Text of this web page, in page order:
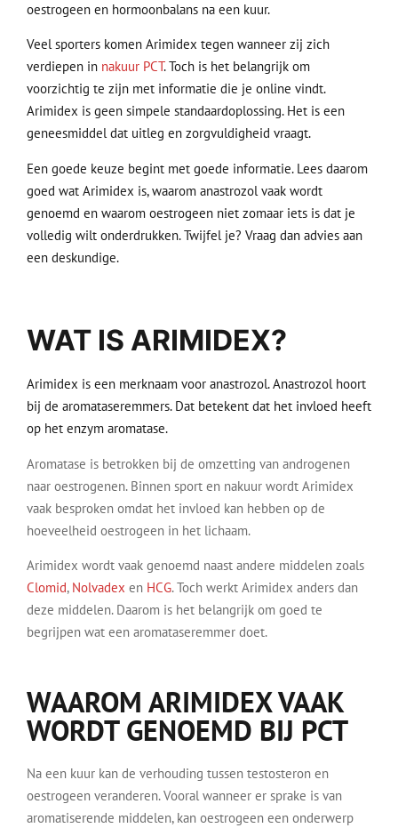
oestrogeen en hormoonbalans na een kuur.
Veel sporters komen Arimidex tegen wanneer zij zich
verdiepen in nakuur PCT. Toch is het belangrijk om
voorzichtig te zijn met informatie die je online vindt.
Arimidex is geen simpele standaardoplossing. Het is een
geneesmiddel dat uitleg en zorgvuldigheid vraagt.
Een goede keuze begint met goede informatie. Lees daarom
goed wat Arimidex is, waarom anastrozol vaak wordt
genoemd en waarom oestrogeen niet zomaar iets is dat je
volledig wilt onderdrukken. Twijfel je? Vraag dan advies aan
een deskundige.
WAT IS ARIMIDEX?
Arimidex is een merknaam voor anastrozol. Anastrozol hoort
bij de aromataseremmers. Dat betekent dat het invloed heeft
op het enzym aromatase.
Aromatase is betrokken bij de omzetting van androgenen
naar oestrogenen. Binnen sport en nakuur wordt Arimidex
vaak besproken omdat het invloed kan hebben op de
hoeveelheid oestrogeen in het lichaam.
Arimidex wordt vaak genoemd naast andere middelen zoals
Clomid, Nolvadex en HCG. Toch werkt Arimidex anders dan
deze middelen. Daarom is het belangrijk om goed te
begrijpen wat een aromataseremmer doet.
WAAROM ARIMIDEX VAAK
WORDT GENOEMD BIJ PCT
Na een kuur kan de verhouding tussen testosteron en
oestrogeen veranderen. Vooral wanneer er sprake is van
aromatiserende middelen, kan oestrogeen een onderwerp